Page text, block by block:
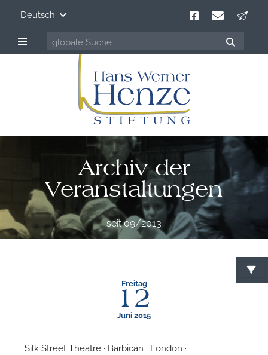
Deutsch
Archiv der
Veranstaltungen
seit 09/2013
Freitag
12
Juni 2015
Silk Street Theatre · Barbican · London ·